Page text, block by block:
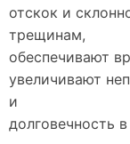
отскок и
трещинам,
обеспечивают
увеличивают
и
долговечность